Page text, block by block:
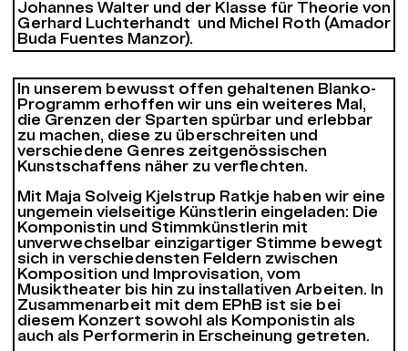
Johannes Walter und der Klasse für Theorie von
Gerhard Luchterhandt und Michel Roth (Amador
Buda Fuentes Manzor).
In unserem bewusst offen gehaltenen Blanko-
Programm erhoffen wir uns ein weiteres Mal,
die Grenzen der Sparten spürbar und erlebbar
zu machen, diese zu überschreiten und
verschiedene Genres zeitgenössischen
Kunstschaffens näher zu verflechten.
Mit Maja Solveig Kjelstrup Ratkje haben wir eine
ungemein vielseitige Künstlerin eingeladen: Die
Komponistin und Stimmkünstlerin mit
unverwechselbar einzigartiger Stimme bewegt
sich in verschiedensten Feldern zwischen
Komposition und Improvisation, vom
Musiktheater bis hin zu installativen Arbeiten. In
Zusammenarbeit mit dem EPhB ist sie bei
diesem Konzert sowohl als Komponistin als
auch als Performerin in Erscheinung getreten.